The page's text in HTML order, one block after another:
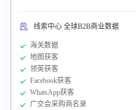
线索中心 全球B2B商业数据
海关数据
地图获客
领英获客
Facebook获客
WhatsApp获客
广交会采购商名录